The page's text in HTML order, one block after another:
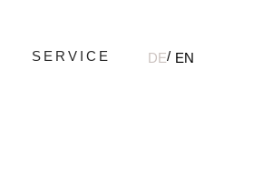
SERVICE DE EN